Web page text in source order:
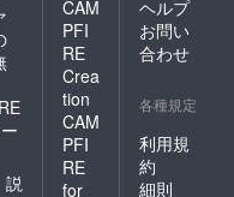
説
CAM
PFI
RE
Crea
tion
CAM
PFI
RE
for
ヘルプ
お問い
合わせ
各種規定
利用規
約
細則